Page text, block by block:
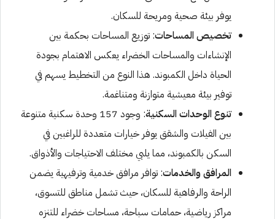
يوفر بيئة صحية ومريحة للسكان.
تخصيص المساحات: توزيع المساحات بحكمة بين
الإنشاءات والمساحات الخضراء يعكس الاهتمام بجودة
الحياة داخل الكمبوند. هذا النوع من التخطيط يسهم في
توفير بيئة معيشية متوازنة ومتناغمة.
تنوع الوحدات السكنية
: وجود 157 وحدة سكنية متنوعة
بين الفيلات والشقق يوفر خيارات متعددة للراغبين في
السكن بالكمبوند، مما يلبي مختلف الاحتياجات والأذواق.
المرافق والخدمات: توافر مرافق خدمية وترفيهية يضمن
الراحة والرفاهية للسكان، حيث تشمل مناطق للتسوق،
مراكز رياضية، حمامات سباحة، مساحات خضراء للتنزه